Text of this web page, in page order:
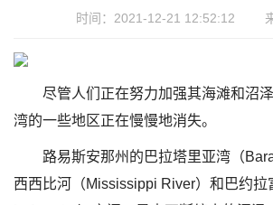
时间：2021-12-21 12:52:12
尽管人们正在努力加强其海滩和沼
湾的一些地区正在慢慢地消失。
路易斯安那州的巴拉塔里亚湾（
西西比河（Mississippi River）和巴约拉